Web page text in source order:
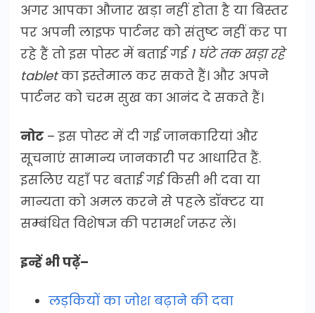
अगर आपका औजार खड़ा नहीं होता है या बिस्तर
पर अपनी लाइफ पार्टनर को संतुष्ट नहीं कर पा
रहे हैं तो इस पोस्ट में बताई गई1 घंटे तक खड़ा रहे
tabletका इस्तेमाल कर सकते हैं। और अपने
पार्टनर को चरम सुख का आनंद दे सकते हैं।
नोट – इस पोस्ट में दी गई जानकारियां और
सूचनाएं सामान्य जानकारी पर आधारित हैं.
इसलिए यहाँ पर बताई गई किसी भी दवा या
मान्यता को अमल करने से पहले डॉक्टर या
सम्बंधित विशेषज्ञ की परामर्श जरूर लें।
इन्हें भी पढ़ें–
लड़कियों का जोश बढ़ाने की दवा